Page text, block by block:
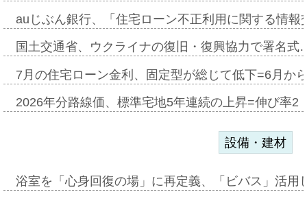
auじぶん銀行、「住宅ローン不正利用に関する情
国土交通省、ウクライナの復旧・復興協力で署名
7月の住宅ローン金利、固定型が総じて低下=6月か
2026年分路線価、標準宅地5年連続の上昇=伸び率
設備・建材
浴室を「心身回復の場」に再定義、「ビバス」活